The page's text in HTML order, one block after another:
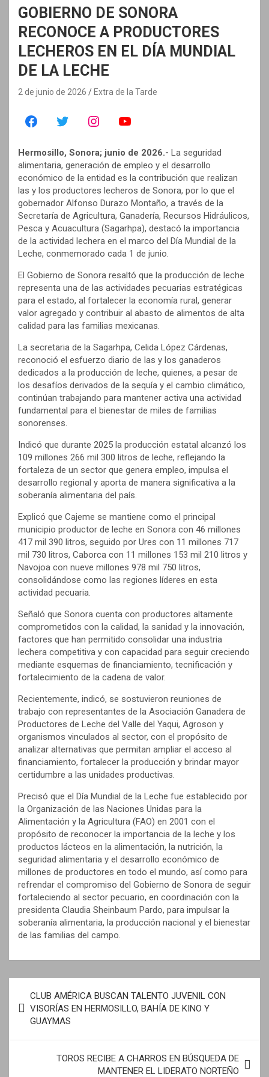
GOBIERNO DE SONORA
RECONOCE A PRODUCTORES
LECHEROS EN EL DÍA MUNDIAL
DE LA LECHE
2 de junio de 2026 Extra de la Tarde
Hermosillo, Sonora; junio de 2026.- La seguridad
alimentaria, generación de empleo y el desarrollo
económico de la entidad es la contribución que realizan
las y los productores lecheros de Sonora, por lo que el
gobernador Alfonso Durazo Montaño, a través de la
Secretaría de Agricultura, Ganadería, Recursos Hidráulicos,
Pesca y Acuacultura (Sagarhpa), destacó la importancia
de la actividad lechera en el marco del Día Mundial de la
Leche, conmemorado cada 1 de junio.
El Gobierno de Sonora resaltó que la producción de leche
representa una de las actividades pecuarias estratégicas
para el estado, al fortalecer la economía rural, generar
valor agregado y contribuir al abasto de alimentos de alta
calidad para las familias mexicanas.
La secretaria de la Sagarhpa, Celida López Cárdenas,
reconoció el esfuerzo diario de las y los ganaderos
dedicados a la producción de leche, quienes, a pesar de
los desafíos derivados de la sequía y el cambio climático,
continúan trabajando para mantener activa una actividad
fundamental para el bienestar de miles de familias
sonorenses.
Indicó que durante 2025 la producción estatal alcanzó los
109 millones 266 mil 300 litros de leche, reflejando la
fortaleza de un sector que genera empleo, impulsa el
desarrollo regional y aporta de manera significativa a la
soberanía alimentaria del país.
Explicó que Cajeme se mantiene como el principal
municipio productor de leche en Sonora con 46 millones
417 mil 390 litros, seguido por Ures con 11 millones 717
mil 730 litros, Caborca con 11 millones 153 mil 210 litros y
Navojoa con nueve millones 978 mil 750 litros,
consolidándose como las regiones líderes en esta
actividad pecuaria.
Señaló que Sonora cuenta con productores altamente
comprometidos con la calidad, la sanidad y la innovación,
factores que han permitido consolidar una industria
lechera competitiva y con capacidad para seguir creciendo
mediante esquemas de financiamiento, tecnificación y
fortalecimiento de la cadena de valor.
Recientemente, indicó, se sostuvieron reuniones de
trabajo con representantes de la Asociación Ganadera de
Productores de Leche del Valle del Yaqui, Agroson y
organismos vinculados al sector, con el propósito de
analizar alternativas que permitan ampliar el acceso al
financiamiento, fortalecer la producción y brindar mayor
certidumbre a las unidades productivas.
Precisó que el Día Mundial de la Leche fue establecido por
la Organización de las Naciones Unidas para la
Alimentación y la Agricultura (FAO) en 2001 con el
propósito de reconocer la importancia de la leche y los
productos lácteos en la alimentación, la nutrición, la
seguridad alimentaria y el desarrollo económico de
millones de productores en todo el mundo, así como para
refrendar el compromiso del Gobierno de Sonora de seguir
fortaleciendo al sector pecuario, en coordinación con la
presidenta Claudia Sheinbaum Pardo, para impulsar la
soberanía alimentaria, la producción nacional y el bienestar
de las familias del campo.
e
CLUB AMÉRICA BUSCAN TALENTO JUVENIL CON
VISORÍAS EN HERMOSILLO, BAHÍA DE KINO Y
GUAYMAS
TOROS RECIBE A CHARROS EN BÚSQUEDA DE
MANTENER EL LIDERATO NORTEÑO